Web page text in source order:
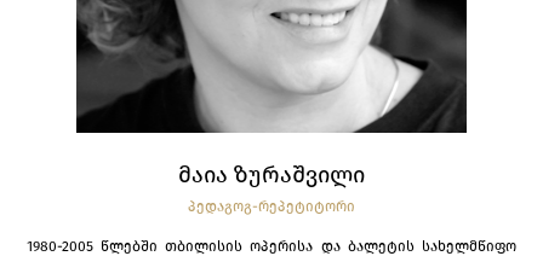
ᲛᲐᲘᲐ ᲖᲣᲠᲐᲨᲕᲘᲚᲘ
ᲞᲔᲓᲐᲒᲝᲒ-ᲠᲔᲞᲔᲢᲘᲢᲝᲠᲘ
1980-2005 წლებში თბილისის ოპერისა და ბალეტის სახელმწიფო